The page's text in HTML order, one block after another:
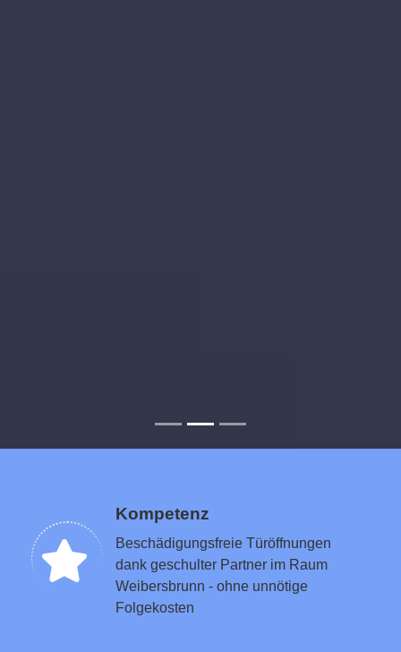
Kompetenz
Beschädigungsfreie Türöffnungen
dank geschulter Partner im Raum
Weibersbrunn - ohne unnötige
Folgekosten